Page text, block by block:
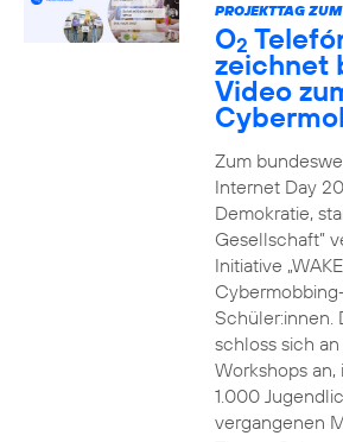
PROJEKTTAG
O2
zeichnet
Video
Zum
Internet Day
Demokratie,
Gesellschaft”
Initiative
Schüler:innen.
schloss sich
Workshops
1.000
vergangenen